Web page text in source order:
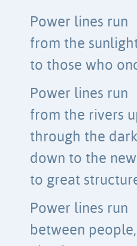
Power lines run
from the
to those who
Power lines run
from the rivers
through the
down to the
to great
Power lines run
between people,